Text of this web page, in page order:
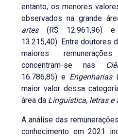
entanto, os menores
observados na grande
artes(R$ 12.961,96)
13.215,40). Entre doutores
maiores
concentram-se nas
16.786,85) e Engenharias
maior valor dessa
área da Linguística, letras e
A análise das
conhecimento em 2021